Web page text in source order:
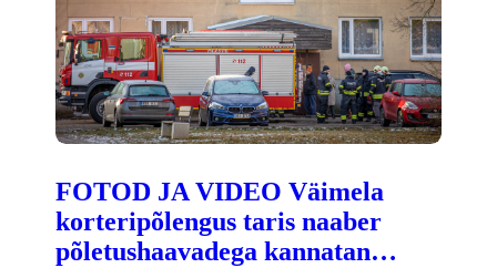
FOTOD JA VIDEO Väimela
korteripõlengus taris naaber
põletushaavadega kannatan…